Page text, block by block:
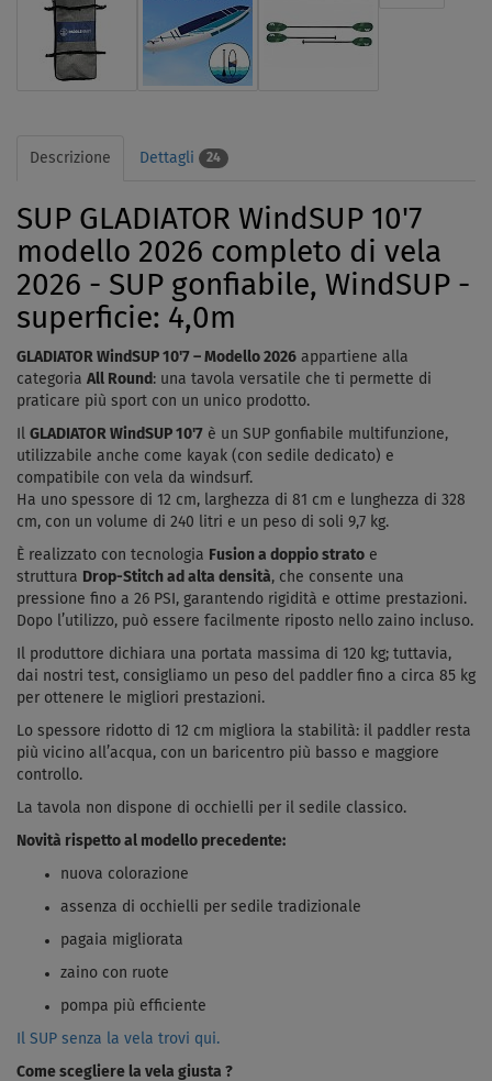
Descrizione Dettagli 24
SUP GLADIATOR WindSUP 10'7
modello 2026 completo di vela
2026 - SUP gonfiabile, WindSUP -
superficie: 4,0m
GLADIATOR WindSUP 10'7 – Modello 2026 appartiene alla
categoria All Round : una tavola versatile che ti permette di
praticare più sport con un unico prodotto.
Il GLADIATOR WindSUP 10'7 è un SUP gonfiabile multifunzione,
utilizzabile anche come kayak (con sedile dedicato) e
compatibile con vela da windsurf.
Ha uno spessore di 12 cm, larghezza di 81 cm e lunghezza di 328
cm, con un volume di 240 litri e un peso di soli 9,7 kg.
È realizzato con tecnologia Fusion a doppio strato e
struttura Drop-Stitch ad alta densità, che consente una
pressione fino a 26 PSI, garantendo rigidità e ottime prestazioni.
Dopo l’utilizzo, può essere facilmente riposto nello zaino incluso.
Il produttore dichiara una portata massima di 120 kg; tuttavia,
dai nostri test, consigliamo un peso del paddler fino a circa 85 kg
per ottenere le migliori prestazioni.
Lo spessore ridotto di 12 cm migliora la stabilità: il paddler resta
più vicino all’acqua, con un baricentro più basso e maggiore
controllo.
La tavola non dispone di occhielli per il sedile classico.
Novità rispetto al modello precedente:
nuova colorazione
assenza di occhielli per sedile tradizionale
pagaia migliorata
zaino con ruote
pompa più efficiente
Il SUP senza la vela trovi qui.
Come scegliere la vela giusta ?